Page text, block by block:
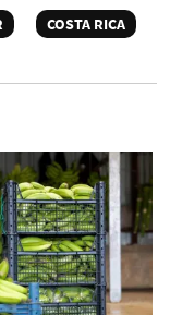
COSTA RICA